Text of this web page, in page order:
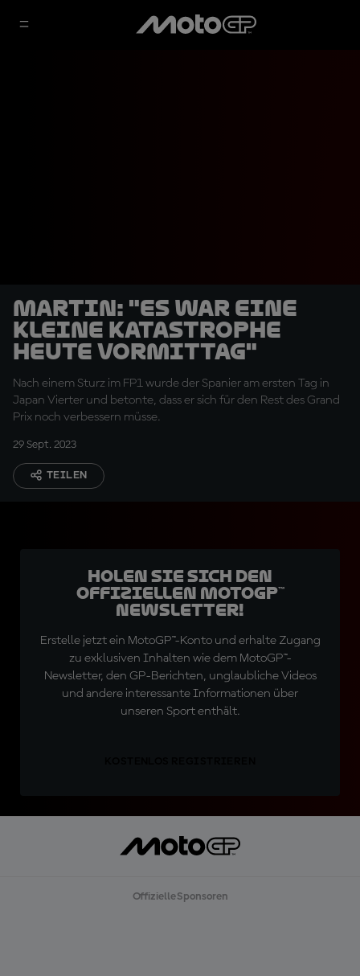
Martin: "Es war eine
kleine Katastrophe
heute Vormittag"
Nach einem Sturz im FP1 wurde der Spanier am ersten Tag in
Japan Vierter und betonte, dass er sich für den Rest des Grand
Prix noch verbessern müsse.
29 Sept. 2023
TEILEN
Holen Sie sich den
offiziellen MotoGP™
Newsletter!
Erstelle jetzt ein MotoGP™-Konto und erhalte Zugang
zu exklusiven Inhalten wie dem MotoGP™-
Newsletter, den GP-Berichten, unglaubliche Videos
und andere interessante Informationen über
unseren Sport enthält.
Offizielle Sponsoren